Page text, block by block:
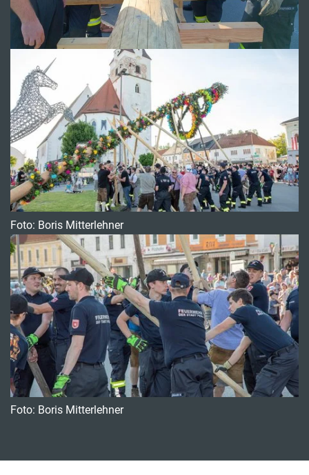
Foto: Boris Mitterlehner
Foto: Boris Mitterlehner